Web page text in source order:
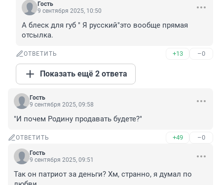
Гость
9 сентября 2025, 10:50
А блеск для губ " Я русский"это вообще прямая
отсылка.
ОТВЕТИТЬ +13 –0
Показать ещё 2 ответа
Гость
9 сентября 2025, 09:58
"И почем Родину продавать будете?"
ОТВЕТИТЬ +49 –0
Гость
9 сентября 2025, 09:51
Так он патриот за деньги? Хм, странно, я думал по